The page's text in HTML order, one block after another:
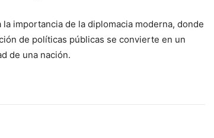
importancia de la diplomacia moderna, donde
de políticas públicas se convierte en un
de una nación.